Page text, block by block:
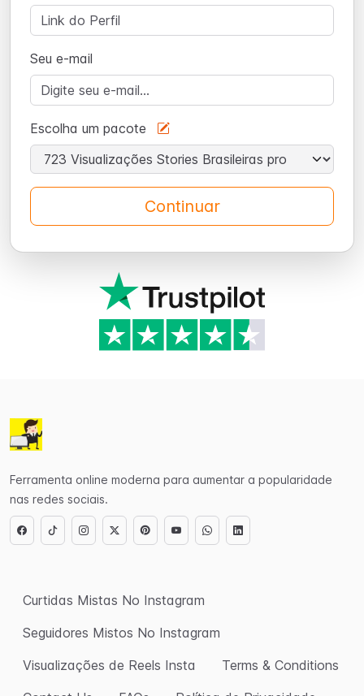
Seu e-mail
Escolha um pacote
Continuar
Ferramenta online moderna para aumentar a popularidade
nas redes sociais.
Curtidas Mistas No Instagram
Seguidores Mistos No Instagram
Visualizações de Reels Insta
Terms & Conditions